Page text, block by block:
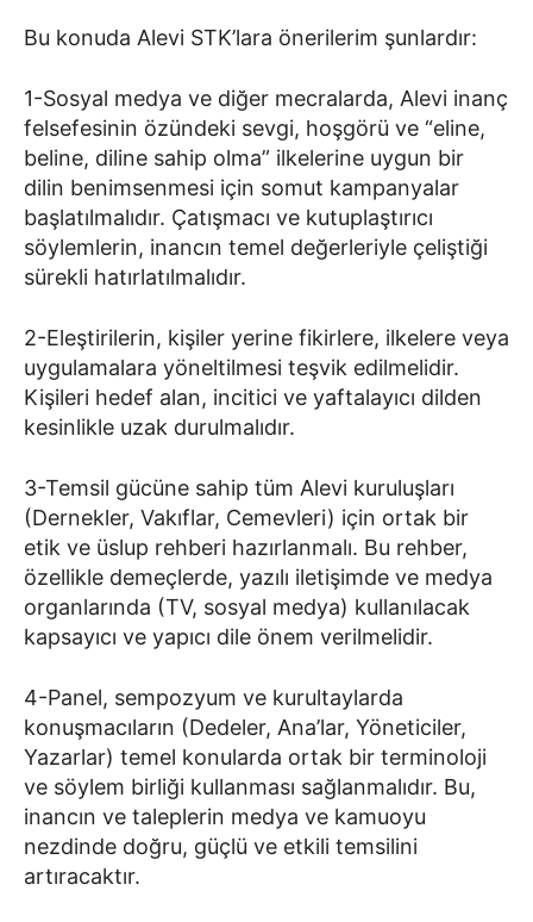
Bu konuda Alevi STK’lara önerilerim şunlardır:
1-Sosyal medya ve diğer mecralarda, Alevi inanç
felsefesinin özündeki sevgi, hoşgörü ve “eline,
beline, diline sahip olma” ilkelerine uygun bir
dilin benimsenmesi için somut kampanyalar
başlatılmalıdır. Çatışmacı ve kutuplaştırıcı
söylemlerin, inancın temel değerleriyle çeliştiği
sürekli hatırlatılmalıdır.
2-Eleştirilerin, kişiler yerine fikirlere, ilkelere veya
uygulamalara yöneltilmesi teşvik edilmelidir.
Kişileri hedef alan, incitici ve yaftalayıcı dilden
kesinlikle uzak durulmalıdır.
3-Temsil gücüne sahip tüm Alevi kuruluşları
(Dernekler, Vakıflar, Cemevleri) için ortak bir
etik ve üslup rehberi hazırlanmalı. Bu rehber,
özellikle demeçlerde, yazılı iletişimde ve medya
organlarında (TV, sosyal medya) kullanılacak
kapsayıcı ve yapıcı dile önem verilmelidir.
4-Panel, sempozyum ve kurultaylarda
konuşmacıların (Dedeler, Ana’lar, Yöneticiler,
Yazarlar) temel konularda ortak bir terminoloji
ve söylem birliği kullanması sağlanmalıdır. Bu,
inancın ve taleplerin medya ve kamuoyu
nezdinde doğru, güçlü ve etkili temsilini
artıracaktır.